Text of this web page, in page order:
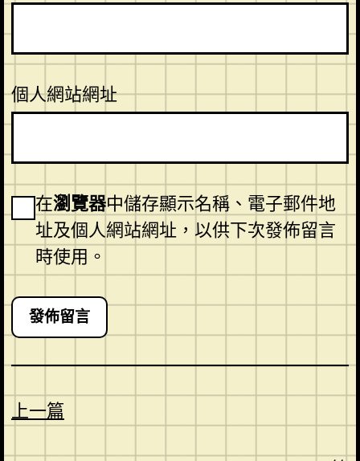
個人網站網址
在瀏覽器中儲存顯示名稱、電子郵件地
址及個人網站網址，以供下次發佈留言
時使用。
上一篇